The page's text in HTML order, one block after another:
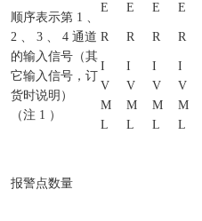
顺序表示第 1 、
2 、 3 、 4 通道
的输入信号（其
它输入信号，订
货时说明）
（注 1 ）
E E E E
R R R R
I
I I I
V
V V V
M
M M M
L
L L L
报警点数量